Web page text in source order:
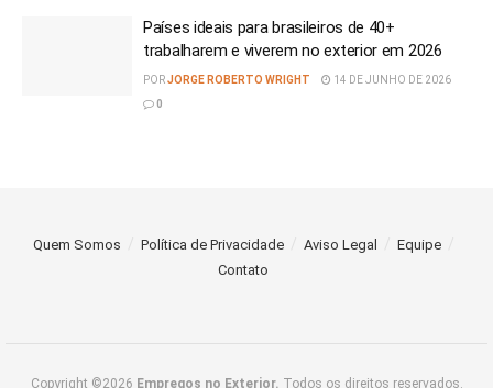
Países ideais para brasileiros de 40+
trabalharem e viverem no exterior em 2026
PORJORGE ROBERTO WRIGHT
14 DE JUNHO DE 2026
0
Quem Somos Política de Privacidade Aviso Legal
Equipe
Contato
Copyright ©2026 Empregos no Exterior. Todos os direitos reservados.